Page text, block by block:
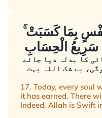
نَفْسٍ بِمَا كَسَبَتْ
سَرِيعُ الْحِسَابِ
کا بدلہ دیا جائے
بے شک اللہ بہت
17. Today, every soul
it has earned. There
Indeed, Allah is Swift